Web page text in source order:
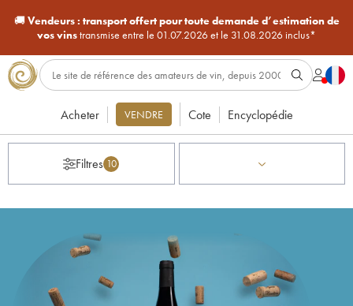
🚚Vendeurs : transport offert pour toute demande d’estimation de
vos vinstransmise entre le 01.07.2026 et le 31.08.2026 inclus*
Acheter VENDRE Cote Encyclopédie
Filtres 10